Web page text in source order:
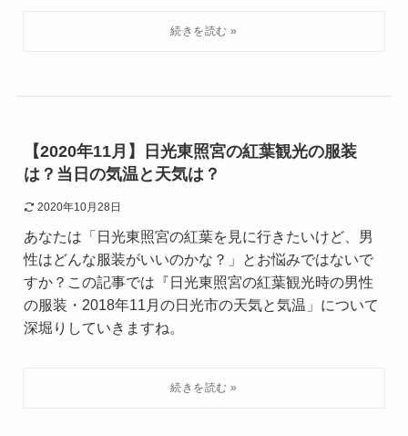
【2020年11月】日光東照宮の紅葉観光の服装
は？当日の気温と天気は？
2020年10月28日
あなたは「日光東照宮の紅葉を見に行きたいけど、男
性はどんな服装がいいのかな？」とお悩みではないで
すか？この記事では『日光東照宮の紅葉観光時の男性
の服装・2018年11月の日光市の天気と気温」について
深堀りしていきますね。